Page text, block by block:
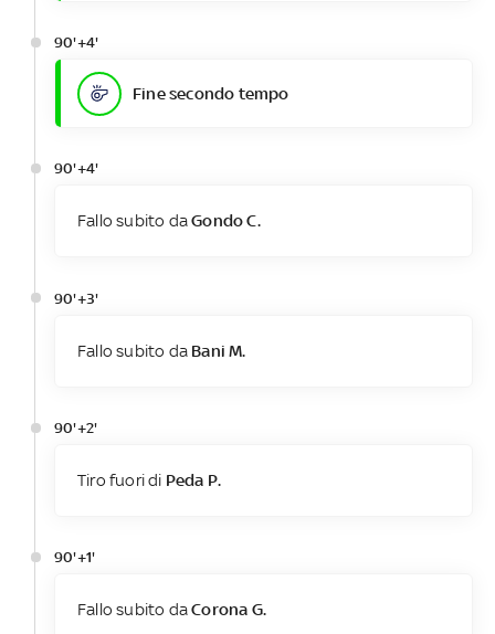
90'+4'
Fine secondo tempo
90'+4'
Fallo subito daGondo C.
90'+3'
Fallo subito da Bani M.
90'+2'
Tiro fuori di Peda P.
90'+1'
Fallo subito daCorona G.